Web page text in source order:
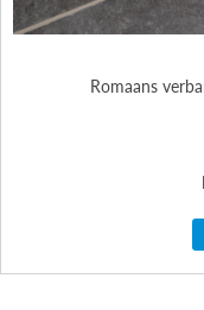
Romaans